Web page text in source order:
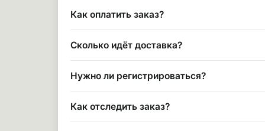
Как оплатить заказ?
Сколько идёт доставка?
Нужно ли регистрироваться?
Как отследить заказ?